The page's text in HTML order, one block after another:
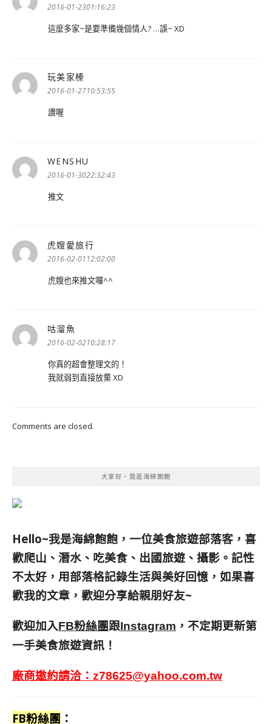
示:
2016-01-2301:16:23
這麼多家~是要準備幾個情人? …誤~ XD
玩美家榛
示:
2016-01-2710:53:55
讚喔
WENSHU
示:
2016-01-3022:32:43
推文
虎嫂愛旅行
示:
2016-02-0112:02:00
虎嫂也來推文囉^^
咕溜魚
示:
2016-02-0210:28:17
你真的超會整理文的！
我就弱到直接放棄 XD
Comments are closed.
大家好，我是海綿飽飽
Hello~我是海綿飽飽，一位美食旅遊部落客， 喜
歡爬山、潛水、吃美食、出國旅遊、攝影。 記性
不太好，用部落格記錄生活與美好回憶， 如果喜
歡我的文章，歡迎分享給親朋好友~
歡迎加入FB粉絲團跟Instagram ，不定期更新第
一手美食旅遊資訊！
廠商邀約請洽： z78625@yahoo.com.tw
FB粉絲團 ：